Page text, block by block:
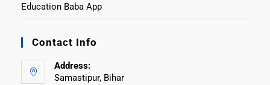
Education Baba App
Contact Info
Address:
Samastipur, Bihar